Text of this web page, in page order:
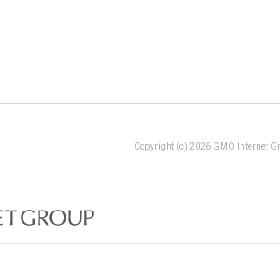
Copyright (c) 2026 GMO Internet